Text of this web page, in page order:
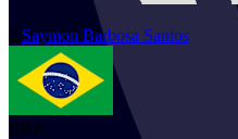
2 Saymon Barbosa Santos
BRA